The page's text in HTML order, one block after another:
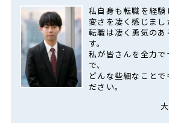
私自身も転職を経
変さを凄く感じまし
転職は凄く勇気のあ
す。
私が皆さんを全力
で、
どんな些細なことで
ださい。